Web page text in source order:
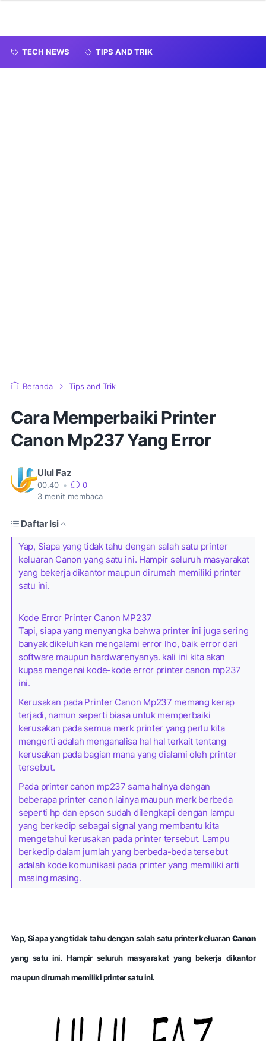
TECH NEWS TIPS AND TRIK
Beranda Tips and Trik
Cara Memperbaiki Printer
Canon Mp237 Yang Error
Ulul Faz
00.40 •
0
3 menit membaca
Daftar Isi
Yap, Siapa yang tidak tahu dengan salah satu printer
keluaran Canon yang satu ini. Hampir seluruh masyarakat
yang bekerja dikantor maupun dirumah memiliki printer
satu ini.
Kode Error Printer Canon MP237
Tapi, siapa yang menyangka bahwa printer ini juga sering
banyak dikeluhkan mengalami error lho, baik error dari
software maupun hardwarenyanya. kali ini kita akan
kupas mengenai kode-kode error printer canon mp237
ini.
Kerusakan pada Printer Canon Mp237 memang kerap
terjadi, namun seperti biasa untuk memperbaiki
kerusakan pada semua merk printer yang perlu kita
mengerti adalah menganalisa hal hal terkait tentang
kerusakan pada bagian mana yang dialami oleh printer
tersebut.
Pada printer canon mp237 sama halnya dengan
beberapa printer canon lainya maupun merk berbeda
seperti hp dan epson sudah dilengkapi dengan lampu
yang berkedip sebagai signal yang membantu kita
mengetahui kerusakan pada printer tersebut. Lampu
berkedip dalam jumlah yang berbeda-beda tersebut
adalah kode komunikasi pada printer yang memiliki arti
masing masing.
Yap, Siapa yang tidak tahu dengan salah satu printer keluaranCanon
yang satu ini. Hampir seluruh masyarakat yang bekerja dikantor
maupun dirumah memiliki printer satu ini.